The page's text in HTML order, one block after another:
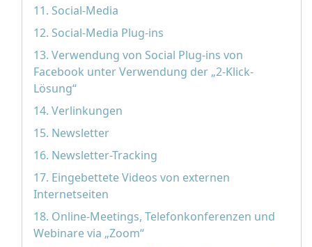
11. Social-Media
12. Social-Media Plug-ins
13. Verwendung von Social Plug-ins von
Facebook unter Verwendung der „2-Klick-
Lösung“
14. Verlinkungen
15. Newsletter
16. Newsletter-Tracking
17. Eingebettete Videos von externen
Internetseiten
18. Online-Meetings, Telefonkonferenzen und
Webinare via „Zoom“